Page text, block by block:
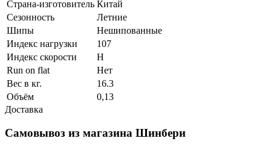
Страна-изготовитель Китай
Сезонность
Летние
Шипы
Нешипованные
Индекс нагрузки
107
Индекс скорости
H
Run on flat
Нет
Вес в кг.
16.3
Объём
0,13
Доставка
Самовывоз из магазина Шинбери